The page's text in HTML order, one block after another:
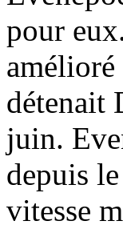
pour
détenait
juin.
depuis
vitesse